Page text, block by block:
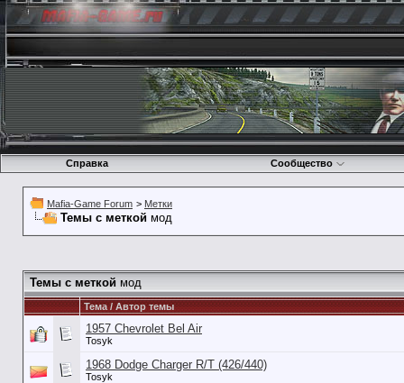
Справка Сообщество
Mafia-Game Forum > Метки
Темы с меткой мод
Темы с меткой мод
Тема / Автор темы
1957 Chevrolet Bel Air
Tosyk
1968 Dodge Charger R/T (426/440)
Tosyk